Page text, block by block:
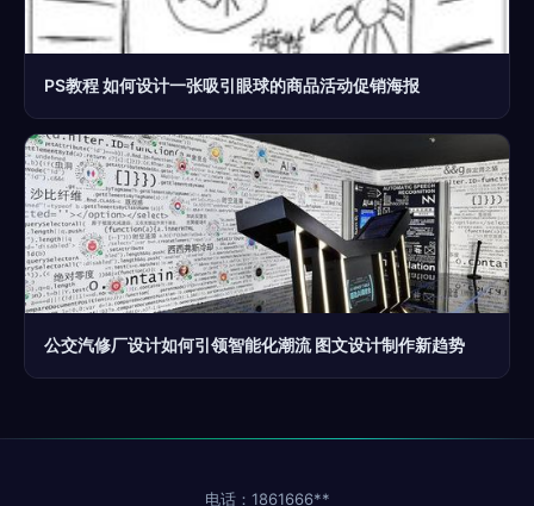
PS教程 如何设计一张吸引眼球的商品活动促销海报
公交汽修厂设计如何引领智能化潮流 图文设计制作新趋势
电话：1861666**